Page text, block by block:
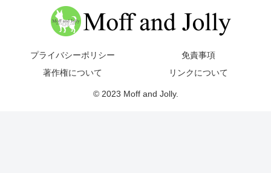
プライバシーポリシー
免責事項
著作権について
リンクについて
© 2023 Moff and Jolly.